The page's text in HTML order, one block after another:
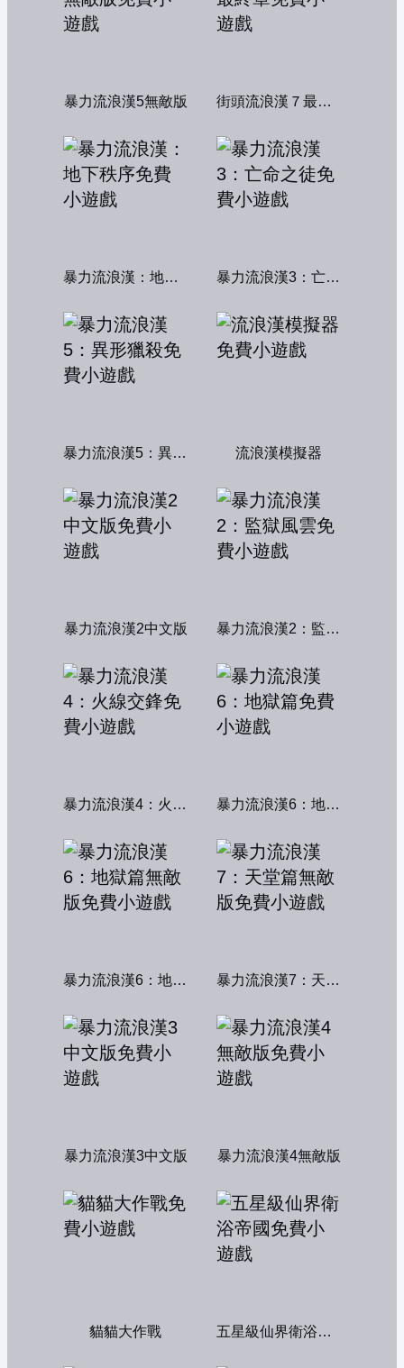
暴力流浪漢5無敵版 街頭流浪漢７最終章
暴力流浪漢：地下秩序 暴力流浪漢3：亡命之徒
暴力流浪漢5：異形獵殺 流浪漢模擬器
暴力流浪漢2中文版 暴力流浪漢2：監獄風雲
暴力流浪漢4：火線交鋒 暴力流浪漢6：地獄篇
暴力流浪漢6：地獄篇無敵版 暴力流浪漢7：天堂篇無敵版
暴力流浪漢3中文版 暴力流浪漢4無敵版
貓貓大作戰 五星級仙界衛浴帝國